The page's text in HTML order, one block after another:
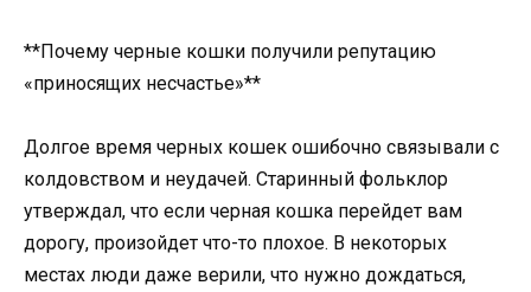
**Почему черные кошки получили репутацию
«приносящих несчастье»**
Долгое время черных кошек ошибочно связывали с
колдовством и неудачей. Старинный фольклор
утверждал, что если черная кошка перейдет вам
дорогу, произойдет что-то плохое. В некоторых
местах люди даже верили, что нужно дождаться,